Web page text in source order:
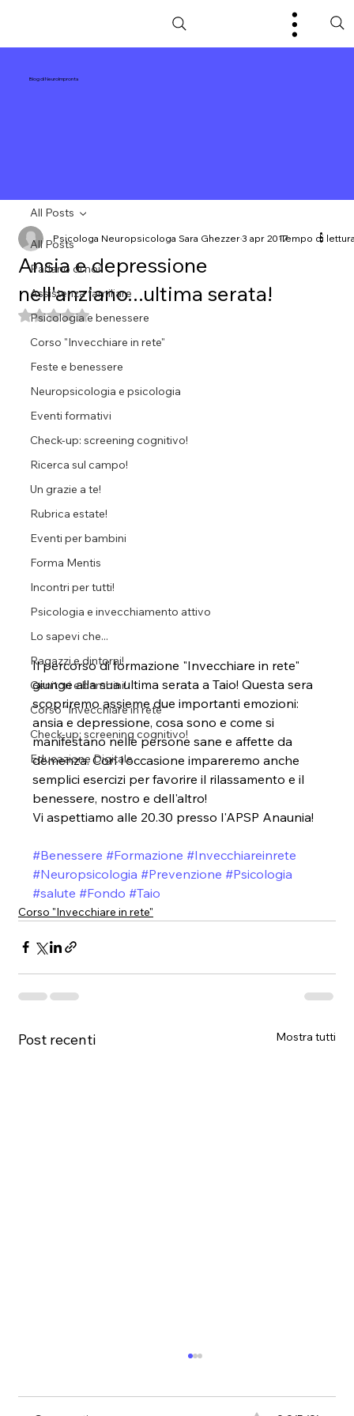
Blog di NeuroImpronta
All Posts
Parlano di noi!
Assistenza familiare
Psicologia e benessere
Corso "Invecchiare in rete"
Feste e benessere
Neuropsicologia e psicologia
Eventi formativi
Check-up: screening cognitivo!
Ricerca sul campo!
Un grazie a te!
Rubrica estate!
Eventi per bambini
Forma Mentis
Incontri per tutti!
Psicologia e invecchiamento attivo
Lo sapevi che...
Ragazzi e dintorni!
Genitori e bambini!
Corso "Invecchiare in rete"
Check-up: screening cognitivo!
Educazione Digitale
All Posts
Ansia e depressione
nell'anziano...ultima serata!
Psicologa Neuropsicologa Sara Ghezzer3 apr 2017Tempo di
Valutazione NaN stelle su 5.
Il percorso di formazione "Invecchiare in rete"
giunge alla sua ultima serata a Taio! Questa sera
scopriremo assieme due importanti emozioni:
ansia e depressione, cosa sono e come si
manifestano nelle persone sane e affette da
demenza. Con l'occasione impareremo anche
semplici esercizi per favorire il rilassamento e il
benessere, nostro e dell'altro!
Vi aspettiamo alle 20.30 presso l'APSP Anaunia!
#Benessere #Formazione #Invecchiareinrete
#Neuropsicologia #Prevenzione #Psicologia
#salute #Fondo #Taio
Corso "Invecchiare in rete"
Post recenti Mostra tutti